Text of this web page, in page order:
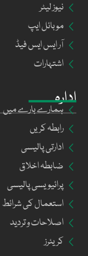
ادارہ
ہمارے بارے میں
رابطہ کریں
ادارتی پالیسی
ضابطہ اخلاق
پرائیویسی پالیسی
استعمال کی شرائط
اصلاحات و تردید
کریئرز
نیوز لیٹر
موبائل ایپ
آر ایس ایس فیڈ
اشتہارات